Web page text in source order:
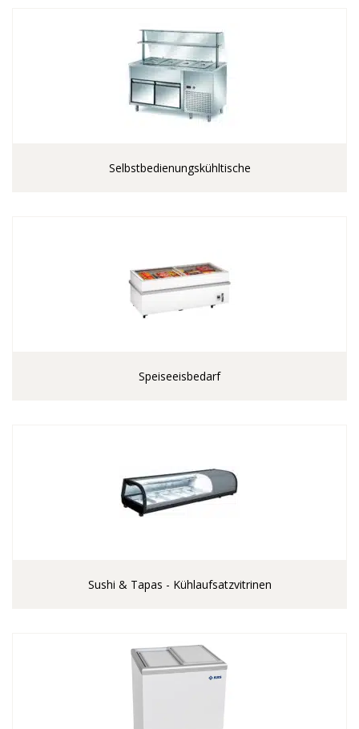
Selbstbedienungskühltische
Speiseeisbedarf
Sushi & Tapas - Kühlaufsatzvitrinen